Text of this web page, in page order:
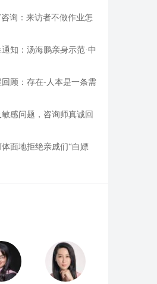
询：来访者不做作业怎
知：汤海鹏亲身示范·中
顾：存在-人本是一条需
感问题，咨询师真诚回
面地拒绝亲戚们“白嫖